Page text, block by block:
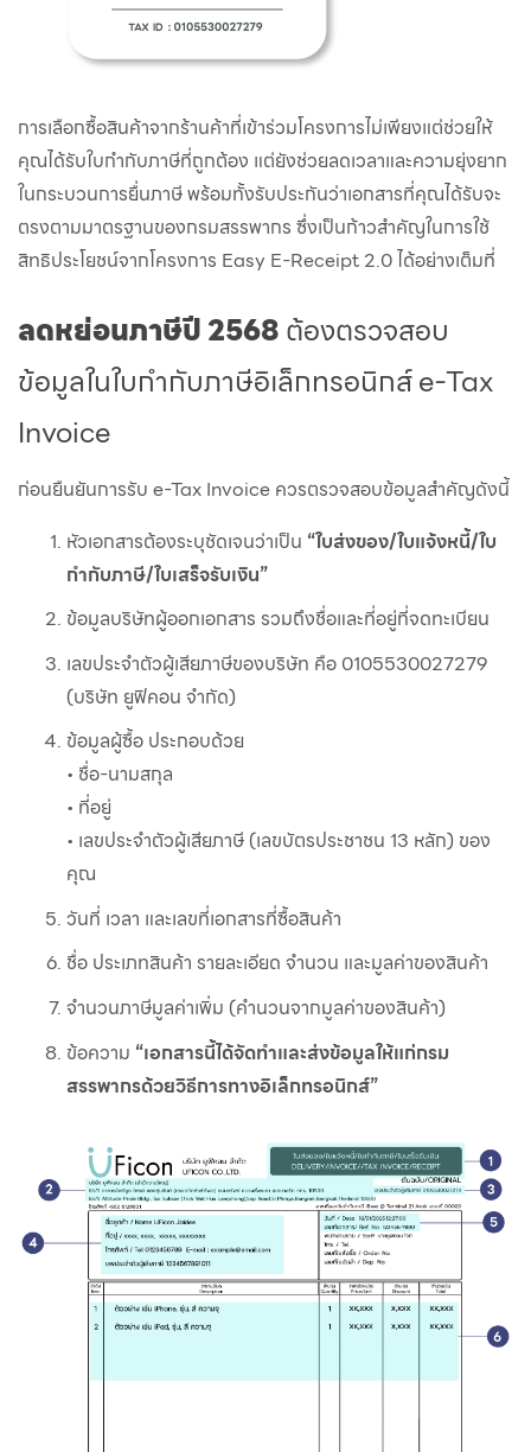
การเลือกซื้อสินค้าจากร้านค้าที่เข้าร่วมโครงการไม่เพียงแต่ช่วยให้
คุณได้รับใบกำกับภาษีที่ถูกต้อง แต่ยังช่วยลดเวลาและความยุ่งยาก
ในกระบวนการยื่นภาษี พร้อมทั้งรับประกันว่าเอกสารที่คุณได้รับจะ
ตรงตามมาตรฐานของกรมสรรพากร ซึ่งเป็นก้าวสำคัญในการใช้
สิทธิประโยชน์จากโครงการ Easy E-Receipt 2.0 ได้อย่างเต็มที่
ลดหย่อนภาษีปี 2568ต้องตรวจสอบ
ข้อมูลในใบกำกับภาษีอิเล็กทรอนิกส์ e-Tax
Invoice
ก่อนยืนยันการรับ e-Tax Invoice ควรตรวจสอบข้อมูลสำคัญดังนี้
หัวเอกสารต้องระบุชัดเจนว่าเป็น “ใบส่งของ/ใบแจ้งหนี้/ใบ
กำกับภาษี/ใบเสร็จรับเงิน”
ข้อมูลบริษัทผู้ออกเอกสาร รวมถึงชื่อและที่อยู่ที่จดทะเบียน
เลขประจำตัวผู้เสียภาษีของบริษัท คือ 0105530027279
(บริษัท ยูฟิคอน จำกัด)
ข้อมูลผู้ซื้อ ประกอบด้วย
• ชื่อ-นามสกุล
• ที่อยู่
• เลขประจำตัวผู้เสียภาษี (เลขบัตรประชาชน 13 หลัก) ของ
คุณ
วันที่ เวลา และเลขที่เอกสารที่ซื้อสินค้า
ชื่อ ประเภทสินค้า รายละเอียด จำนวน และมูลค่าของสินค้า
จำนวนภาษีมูลค่าเพิ่ม (คำนวนจากมูลค่าของสินค้า)
ข้อความ “เอกสารนี้ได้จัดทำและส่งข้อมูลให้แก่กรม
สรรพากรด้วยวิธีการทางอิเล็กทรอนิกส์”